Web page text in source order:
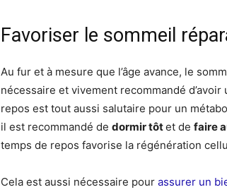
Favoriser le sommeil
Au fur et à mesure que l’âge avance, le
nécessaire et vivement recommandé
repos est tout aussi salutaire pour un
il est recommandé de dormir tôtet de faire
temps de repos favorise la régénération
Cela est aussi nécessaire pour assurer un